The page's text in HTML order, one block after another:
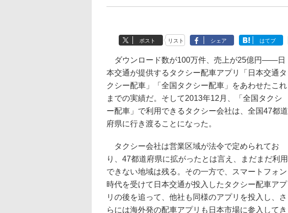
ポスト リスト シェア はてブ
ダウンロード数が100万件、売上が25億円――日
本交通が提供するタクシー配車アプリ「日本交通タ
クシー配車」「全国タクシー配車」をあわせたこれ
までの実績だ。そして2013年12月、「全国タクシ
ー配車」で利用できるタクシー会社は、全国47都道
府県に行き渡ることになった。
タクシー会社は営業区域が法令で定められてお
り、47都道府県に拡がったとは言え、まだまだ利用
できない地域は残る。その一方で、スマートフォン
時代を受けて日本交通が投入したタクシー配車アプ
リの後を追って、他社も同様のアプリを投入し、さ
らには海外発の配車アプリも日本市場に参入してき